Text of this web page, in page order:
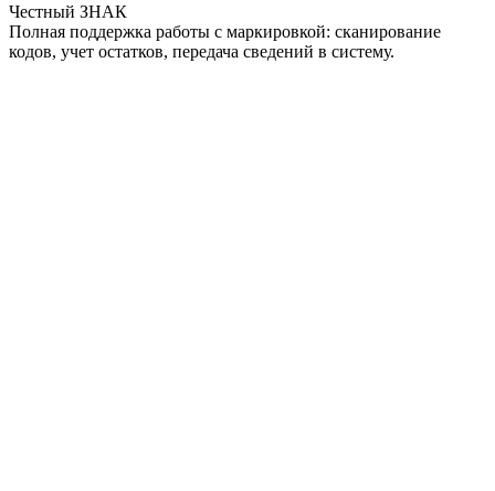
Честный ЗНАК
Полная поддержка работы с маркировкой: сканирование
кодов, учет остатков, передача сведений в систему.